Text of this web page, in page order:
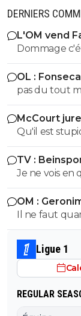
DERNIERS
L'OM vend
Dommage
OL :
pas du tout
convient
McCourt
Qu'il est
ses
me répondre
bien ce que
teubé.^^
TV :
Je ne vois en
Disney+.
portefeuille.
perdu la
OM :
Il ne faut
quand on
pour 46
je ne
sterling.
Ligue 1
REGULAR